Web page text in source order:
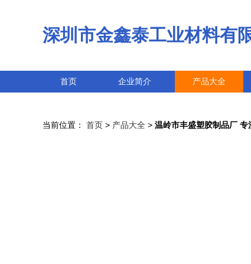
深圳市金鑫泰工业材料有
首页 企业简介 产品大全
当前位置： 首页 > 产品大全 > 温岭市丰盛塑胶制品厂 专